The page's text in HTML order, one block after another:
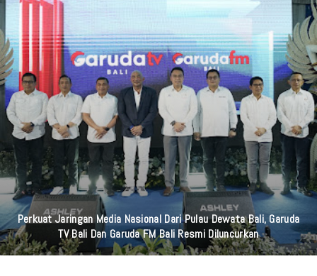
Perkuat Jaringan Media Nasional Dari Pulau Dewata Bali, Garuda
TV Bali Dan Garuda FM Bali Resmi Diluncurkan